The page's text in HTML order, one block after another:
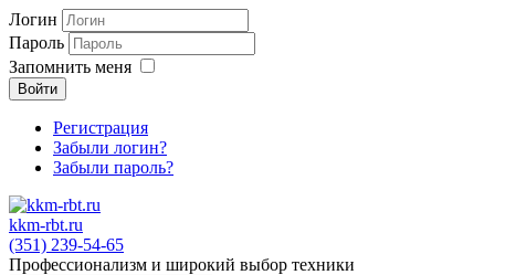
Логин
Пароль
Запомнить меня
Войти
Регистрация
Забыли логин?
Забыли пароль?
kkm-rbt.ru
(351) 239-54-65
Профессионализм и широкий выбор техники